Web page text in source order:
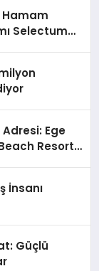
Hamam
Selectum
Adresi: Ege
Resort
İnsanı
Güçlü